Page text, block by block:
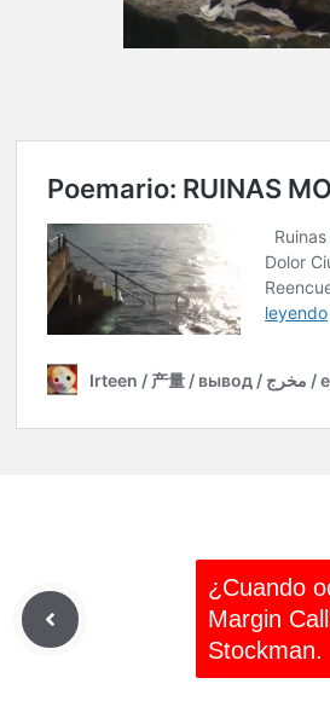
¿Cuando
Margin
Stockman.